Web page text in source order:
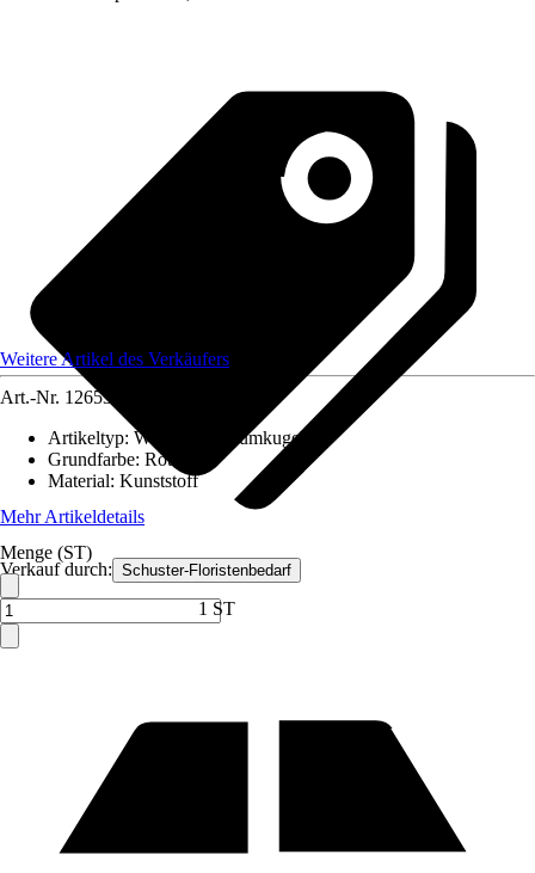
Verkauf durch: Schuster-Floristenbedarf
Weitere Artikel des Verkäufers
Art.-Nr. 12653087
Artikeltyp: Weihnachtsbaumkugel
Grundfarbe: Rot
Material: Kunststoff
Mehr Artikeldetails
Menge (ST)
1 ST